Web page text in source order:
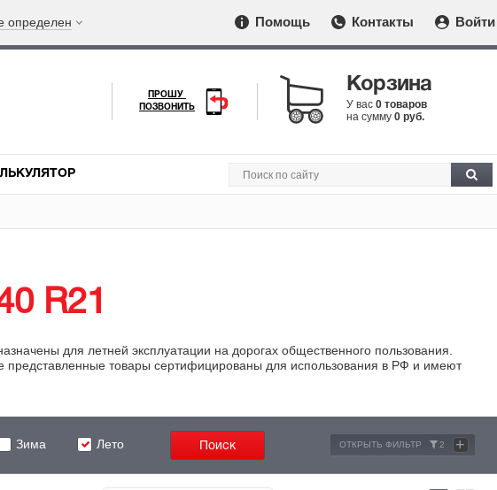
определен Помощь Контакты Войти
ПРОШУ
ПОЗВОНИТЬ
Корзина
У вас 0 товаров
на сумму 0 руб.
R21
для летней эксплуатации на дорогах общественного пользования.
товары сертифицированы для использования в РФ и имеют
Зима Лето ОТКРЫТЬ ФИЛЬТР 2 +